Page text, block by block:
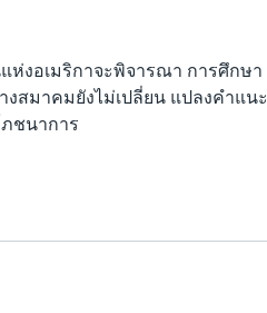
ห่งอเมริกาจะพิจารณา การศึกษา
สมาคมยังไม่เปลี่ยน แปลงคำแนะ
ภชนาการ